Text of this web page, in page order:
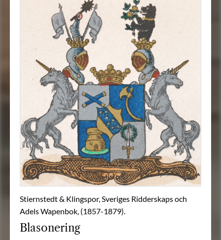
Stiernstedt & Klingspor, Sveriges Ridderskaps och
Adels Wapenbok, (1857-1879).
Blasonering